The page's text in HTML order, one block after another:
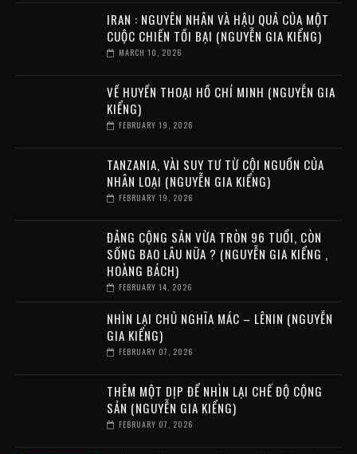
IRAN : NGUYÊN NHÂN VÀ HẬU QUẢ CỦA MỘT
CUỘC CHIẾN TỒI BẠI (NGUYỄN GIA KIỂNG)
MARCH 10, 2026
VỀ HUYỀN THOẠI HỒ CHÍ MINH (NGUYỄN GIA
KIỂNG)
FEBRUARY 19, 2026
TANZANIA, VÀI SUY TƯ TỪ CỘI NGUỒN CỦA
NHÂN LOẠI (NGUYỄN GIA KIỂNG)
FEBRUARY 19, 2026
ĐẢNG CỘNG SẢN VỪA TRÒN 96 TUỔI, CÒN
SỐNG BAO LÂU NỮA ? (NGUYỄN GIA KIỂNG ,
HOÀNG BÁCH)
FEBRUARY 14, 2026
NHÌN LẠI CHỦ NGHĨA MÁC – LÊNIN (NGUYỄN
GIA KIỂNG)
FEBRUARY 07, 2026
THÊM MỘT DỊP ĐỂ NHÌN LẠI CHẾ ĐỘ CỘNG
SẢN (NGUYỄN GIA KIỂNG)
FEBRUARY 07, 2026